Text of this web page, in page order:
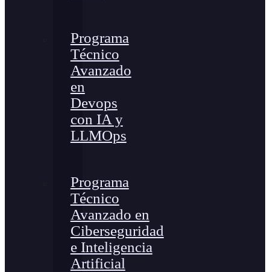
Programa
Técnico
Avanzado
en
Devops
con IA y
LLMOps
Programa
Técnico
Avanzado en
Ciberseguridad
e Inteligencia
Artificial